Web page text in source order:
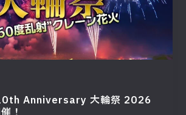
Anniversary 大輪祭 2026